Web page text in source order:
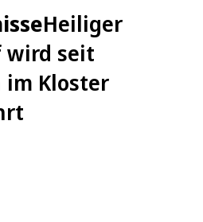
Heiliger
wird seit
im Kloster